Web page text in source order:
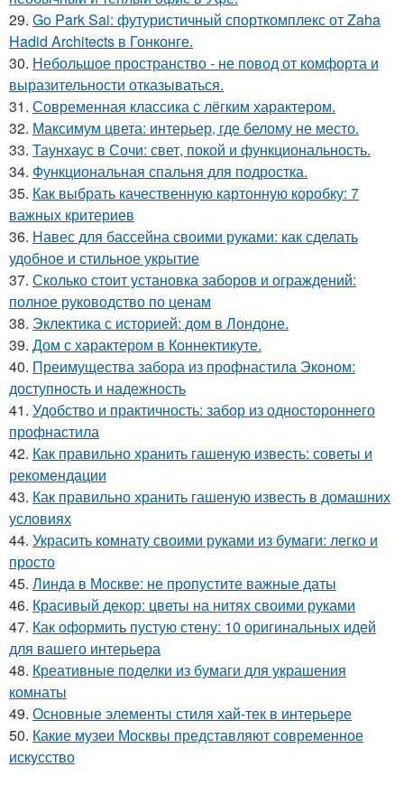
29. Go Park Sai: футуристичный спорткомплекс от Zaha
Hadid Architects в Гонконге.
30. Небольшое пространство - не повод от комфорта и
выразительности отказываться.
31. Современная классика с лёгким характером.
32. Максимум цвета: интерьер, где белому не место.
33. Таунхаус в Сочи: свет, покой и функциональность.
34. Функциональная спальня для подростка.
35. Как выбрать качественную картонную коробку: 7
важных критериев
36. Навес для бассейна своими руками: как сделать
удобное и стильное укрытие
37. Сколько стоит установка заборов и ограждений:
полное руководство по ценам
38. Эклектика с историей: дом в Лондоне.
39. Дом с характером в Коннектикуте.
40. Преимущества забора из профнастила Эконом:
доступность и надежность
41. Удобство и практичность: забор из одностороннего
профнастила
42. Как правильно хранить гашеную известь: советы и
рекомендации
43. Как правильно хранить гашеную известь в домашних
условиях
44. Украсить комнату своими руками из бумаги: легко и
просто
45. Линда в Москве: не пропустите важные даты
46. Красивый декор: цветы на нитях своими руками
47. Как оформить пустую стену: 10 оригинальных идей
для вашего интерьера
48. Креативные поделки из бумаги для украшения
комнаты
49. Основные элементы стиля хай-тек в интерьере
50. Какие музеи Москвы представляют современное
искусство